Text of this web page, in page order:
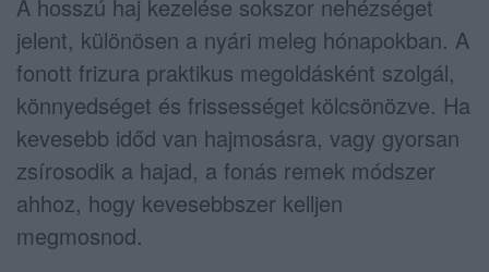
A hosszú haj kezelése sokszor nehézséget
jelent, különösen a nyári meleg hónapokban. A
fonott frizura praktikus megoldásként szolgál,
könnyedséget és frissességet kölcsönözve. Ha
kevesebb időd van hajmosásra, vagy gyorsan
zsírosodik a hajad, a fonás remek módszer
ahhoz, hogy kevesebbszer kelljen
megmosnod.